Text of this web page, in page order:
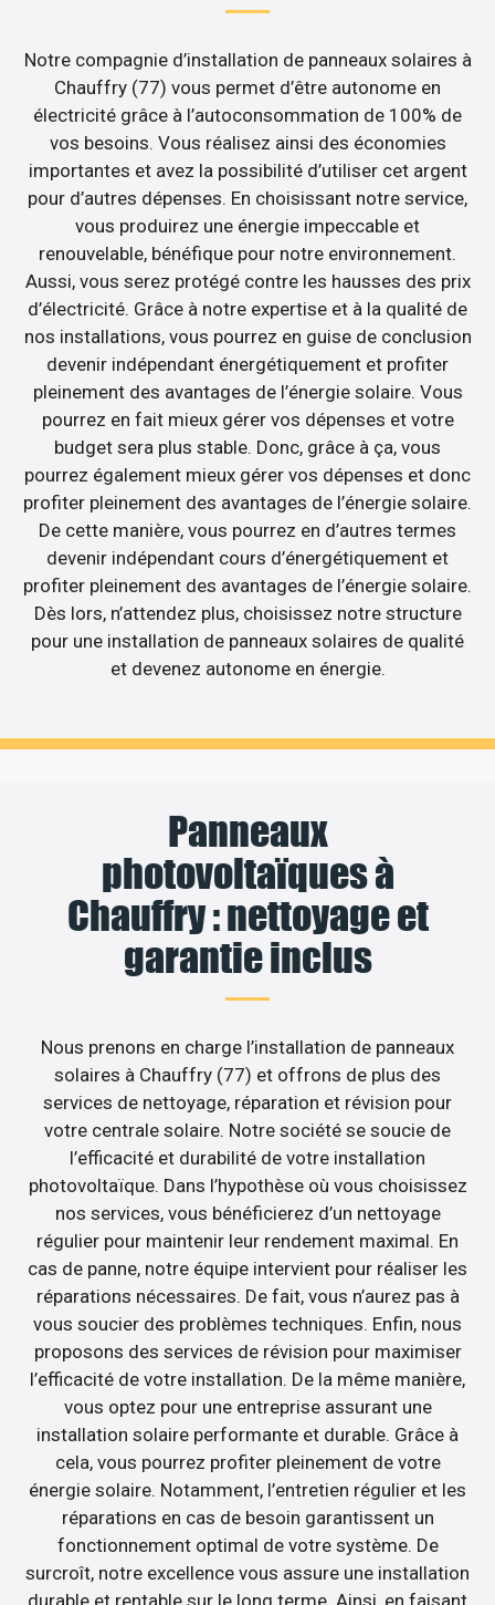
Notre compagnie d’installation de panneaux solaires à
Chauffry (77) vous permet d’être autonome en
électricité grâce à l’autoconsommation de 100% de
vos besoins. Vous réalisez ainsi des économies
importantes et avez la possibilité d’utiliser cet argent
pour d’autres dépenses. En choisissant notre service,
vous produirez une énergie impeccable et
renouvelable, bénéfique pour notre environnement.
Aussi, vous serez protégé contre les hausses des prix
d’électricité. Grâce à notre expertise et à la qualité de
nos installations, vous pourrez en guise de conclusion
devenir indépendant énergétiquement et profiter
pleinement des avantages de l’énergie solaire. Vous
pourrez en fait mieux gérer vos dépenses et votre
budget sera plus stable. Donc, grâce à ça, vous
pourrez également mieux gérer vos dépenses et donc
profiter pleinement des avantages de l’énergie solaire.
De cette manière, vous pourrez en d’autres termes
devenir indépendant cours d’énergétiquement et
profiter pleinement des avantages de l’énergie solaire.
Dès lors, n’attendez plus, choisissez notre structure
pour une installation de panneaux solaires de qualité
et devenez autonome en énergie.
Panneaux
photovoltaïques à
Chauffry : nettoyage et
garantie inclus
Nous prenons en charge l’installation de panneaux
solaires à Chauffry (77) et offrons de plus des
services de nettoyage, réparation et révision pour
votre centrale solaire. Notre société se soucie de
l’efficacité et durabilité de votre installation
photovoltaïque. Dans l’hypothèse où vous choisissez
nos services, vous bénéficierez d’un nettoyage
régulier pour maintenir leur rendement maximal. En
cas de panne, notre équipe intervient pour réaliser les
réparations nécessaires. De fait, vous n’aurez pas à
vous soucier des problèmes techniques. Enfin, nous
proposons des services de révision pour maximiser
l’efficacité de votre installation. De la même manière,
vous optez pour une entreprise assurant une
installation solaire performante et durable. Grâce à
cela, vous pourrez profiter pleinement de votre
énergie solaire. Notamment, l’entretien régulier et les
réparations en cas de besoin garantissent un
fonctionnement optimal de votre système. De
surcroît, notre excellence vous assure une installation